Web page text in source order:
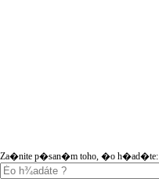
Za�nite p�san�m toho, �o h�ad�te: